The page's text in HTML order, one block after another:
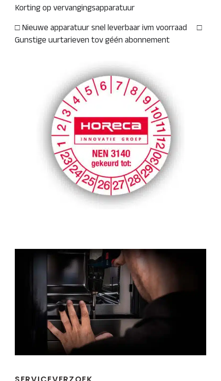
Korting op vervangingsapparatuur
□ Nieuwe apparatuur snel leverbaar ivm voorraad □
Gunstige uurtarieven tov géén abonnement